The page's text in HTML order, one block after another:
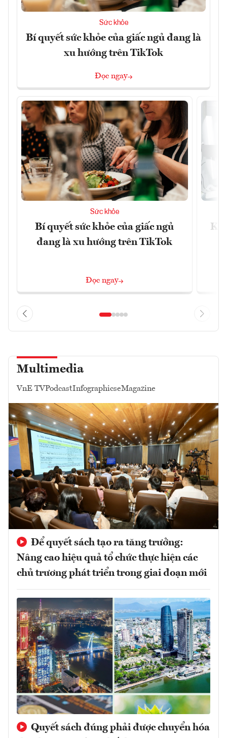
Sức khỏe
Bí quyết sức khỏe của giấc ngủ đang là
xu hướng trên TikTok
Đọc ngay
Sức khỏe
Bí quyết sức khỏe của giấc ngủ
đang là xu hướng trên TikTok
Đọc ngay
Multimedia
VnE TVPodcastInfographicseMagazine
Để quyết sách tạo ra tăng trưởng:
Nâng cao hiệu quả tổ chức thực hiện các
chủ trương phát triển trong giai đoạn mới
Quyết sách đúng phải được chuyển hóa